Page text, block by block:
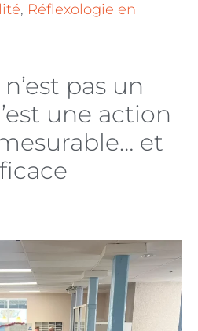
, Réflexologie en
n’est pas un
une action
et